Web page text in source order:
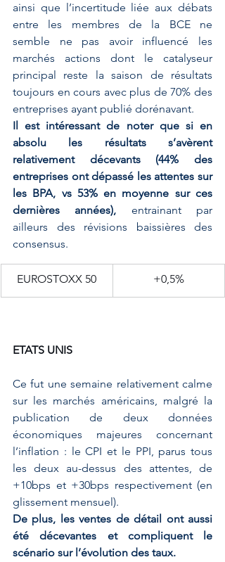
ainsi que l’incertitude liée aux débats
entre les membres de la BCE ne
semble ne pas avoir influencé les
marchés actions dont le catalyseur
principal reste la saison de résultats
toujours en cours avec plus de 70% des
entreprises ayant publié dorénavant.
Il est intéressant de noter que si en
absolu les résultats s’avèrent
relativement décevants (44% des
entreprises ont dépassé les attentes sur
les BPA, vs 53% en moyenne sur ces
dernières années), entrainant par
ailleurs des révisions baissières des
consensus.
EUROSTOXX 50 +0,5%
ETATS UNIS
Ce fut une semaine relativement calme
sur les marchés américains, malgré la
publication de deux données
économiques majeures concernant
l’inflation : le CPI et le PPI, parus tous
les deux au-dessus des attentes, de
+10bps et +30bps respectivement (en
glissement mensuel).
De plus, les ventes de détail ont aussi
été décevantes et compliquent le
scénario sur l’évolution des taux.